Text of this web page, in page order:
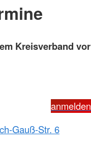
Kreisverband vor
anmelden
Gauß-Str. 6